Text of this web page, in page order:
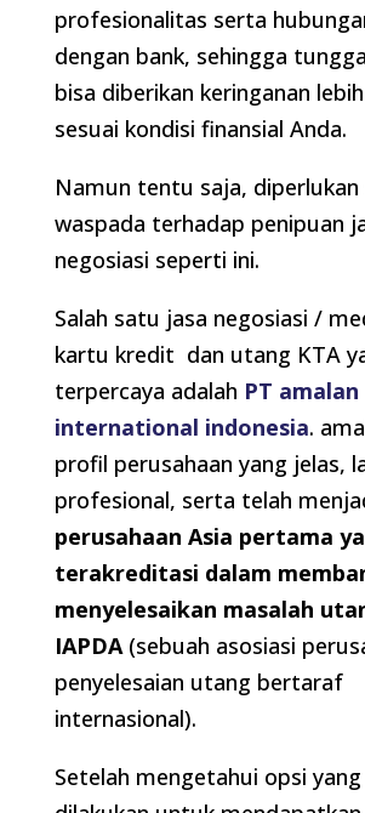
profesionalitas serta
dengan bank, sehingga
bisa diberikan keringanan
sesuai kondisi finansial Anda.
Namun tentu saja,
waspada terhadap penipuan
negosiasi seperti ini.
Salah satu jasa negosiasi /
kartu kredit dan utang KTA
terpercaya adalah PT amalan
international indonesia.
profil perusahaan yang jelas,
profesional, serta telah
perusahaan Asia pertama
terakreditasi dalam
menyelesaikan masalah
IAPDA(sebuah asosiasi
penyelesaian utang bertaraf
internasional).
Setelah mengetahui opsi